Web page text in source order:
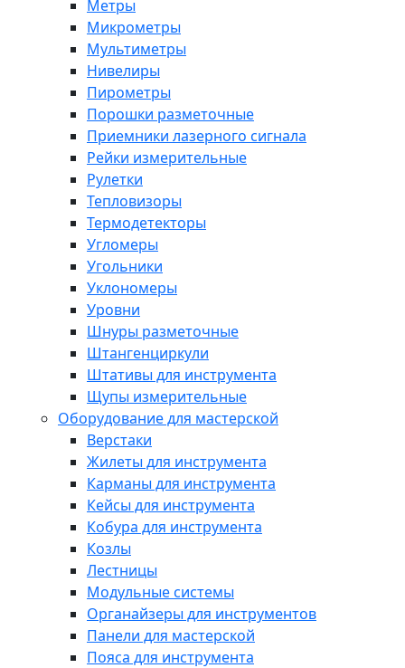
Метры
Микрометры
Мультиметры
Нивелиры
Пирометры
Порошки разметочные
Приемники лазерного сигнала
Рейки измерительные
Рулетки
Тепловизоры
Термодетекторы
Угломеры
Угольники
Уклономеры
Уровни
Шнуры разметочные
Штангенциркули
Штативы для инструмента
Щупы измерительные
Оборудование для мастерской
Верстаки
Жилеты для инструмента
Карманы для инструмента
Кейсы для инструмента
Кобура для инструмента
Козлы
Лестницы
Модульные системы
Органайзеры для инструментов
Панели для мастерской
Пояса для инструмента